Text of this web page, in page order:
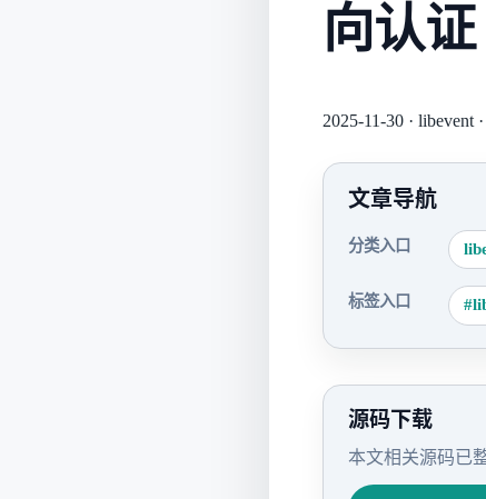
向认
2025-11-30 · libevent ·
文章导航
分类入口
标签入口
源码下载
本文相关源码已